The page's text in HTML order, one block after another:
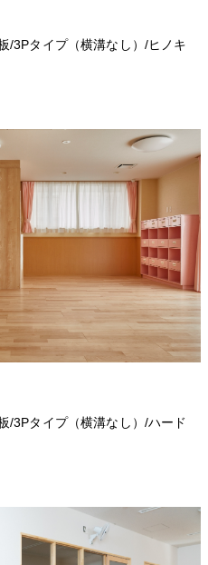
/3Pタイプ（横溝なし）/ヒノキ
/3Pタイプ（横溝なし）/ハード